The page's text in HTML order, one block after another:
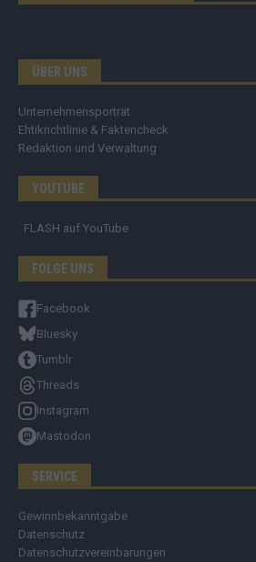
ÜBER UNS
Unternehmensporträt
Ehtikrichtlinie & Faktencheck
Redaktion und Verwaltung
YOUTUBE
FLASH auf YouTube
FOLGE UNS
Facebook
Bluesky
Tumblr
Threads
Instagram
Mastodon
SERVICE
Gewinnbekanntgabe
Datenschutz
Datenschutzvereinbarungen